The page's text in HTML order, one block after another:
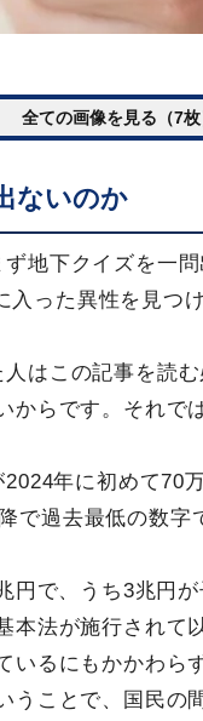
全ての画像を見る（7枚
ないのか
地下クイズを一
った異性を見つ
はこの記事を読
からです。それで
年に初めて70
で過去最低の数字
円で、うち3兆円
本法が施行されて
いるにもかかわら
うことで、国民の